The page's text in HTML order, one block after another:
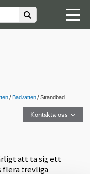
Badvatten Strandbad
Kontakta oss
att ta sig ett
flera trevliga